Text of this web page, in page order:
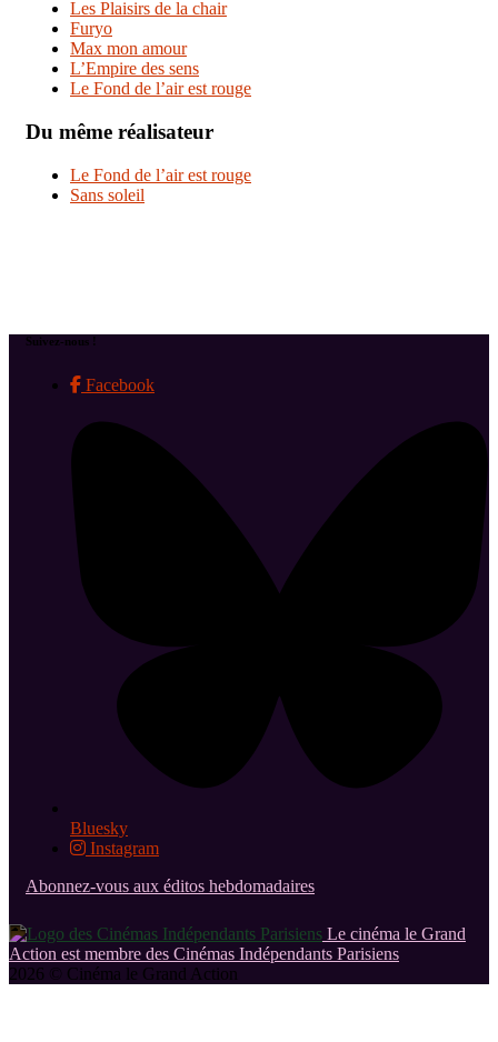
Les Plaisirs de la chair
Furyo
Max mon amour
L’Empire des sens
Le Fond de l’air est rouge
Du même réalisateur
Le Fond de l’air est rouge
Sans soleil
Suivez-nous !
Facebook
Bluesky
Instagram
Abonnez-vous aux éditos hebdomadaires
Le cinéma le Grand
Action est membre des Cinémas Indépendants Parisiens
2026 © Cinéma le Grand Action